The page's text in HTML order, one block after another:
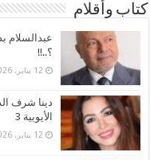
كتاب وأقلام
عبدالسلام
؟..!!
12 يناير، 2026
دينا شرف
الأيوبية 3
12 يناير، 2026